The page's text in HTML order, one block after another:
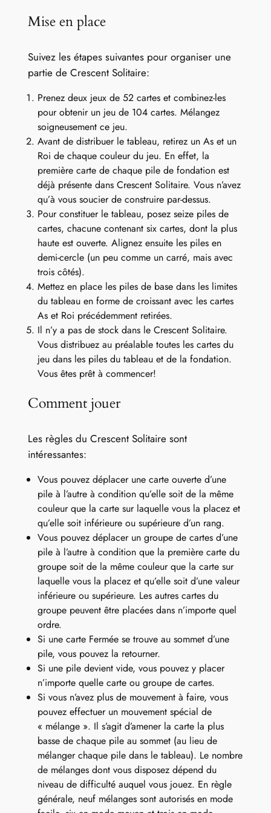
Mise en place
Suivez les étapes suivantes pour organiser une
partie de Crescent Solitaire:
Prenez deux jeux de 52 cartes et combinez-les
pour obtenir un jeu de 104 cartes. Mélangez
soigneusement ce jeu.
Avant de distribuer le tableau, retirez un As et un
Roi de chaque couleur du jeu. En effet, la
première carte de chaque pile de fondation est
déjà présente dans Crescent Solitaire. Vous n’avez
qu’à vous soucier de construire par-dessus.
Pour constituer le tableau, posez seize piles de
cartes, chacune contenant six cartes, dont la plus
haute est ouverte. Alignez ensuite les piles en
demi-cercle (un peu comme un carré, mais avec
trois côtés).
Mettez en place les piles de base dans les limites
du tableau en forme de croissant avec les cartes
As et Roi précédemment retirées.
Il n’y a pas de stock dans le Crescent Solitaire.
Vous distribuez au préalable toutes les cartes du
jeu dans les piles du tableau et de la fondation.
Vous êtes prêt à commencer!
Comment jouer
Les règles du Crescent Solitaire sont
intéressantes:
Vous pouvez déplacer une carte ouverte d’une
pile à l’autre à condition qu’elle soit de la même
couleur que la carte sur laquelle vous la placez et
qu’elle soit inférieure ou supérieure d’un rang.
Vous pouvez déplacer un groupe de cartes d’une
pile à l’autre à condition que la première carte du
groupe soit de la même couleur que la carte sur
laquelle vous la placez et qu’elle soit d’une valeur
inférieure ou supérieure. Les autres cartes du
groupe peuvent être placées dans n’importe quel
ordre.
Si une carte Fermée se trouve au sommet d’une
pile, vous pouvez la retourner.
Si une pile devient vide, vous pouvez y placer
n’importe quelle carte ou groupe de cartes.
Si vous n’avez plus de mouvement à faire, vous
pouvez effectuer un mouvement spécial de
« mélange ». Il s’agit d’amener la carte la plus
basse de chaque pile au sommet (au lieu de
mélanger chaque pile dans le tableau). Le nombre
de mélanges dont vous disposez dépend du
niveau de difficulté auquel vous jouez. En règle
générale, neuf mélanges sont autorisés en mode